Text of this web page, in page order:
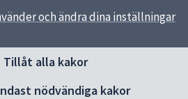
och ändra dina inställningar
Tillåt alla kakor
nödvändiga kakor